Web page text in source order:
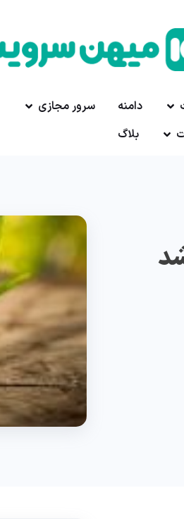
دامنه
سرور مجازی
بلاگ